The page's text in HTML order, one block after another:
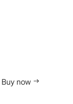
Buy now